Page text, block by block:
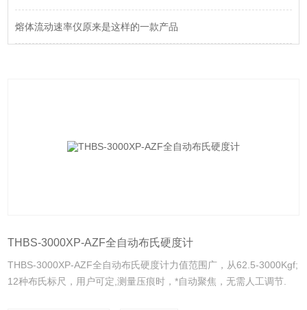
熔体流动速率仪原来是这样的一款产品
THBS-3000XP-AZF全自动布氏硬度计
THBS-3000XP-AZF全自动布氏硬度计力值范围广，从62.5-3000Kgf;
12种布氏标尺，用户可定,测量压痕时，*自动聚焦，无需人工调节.